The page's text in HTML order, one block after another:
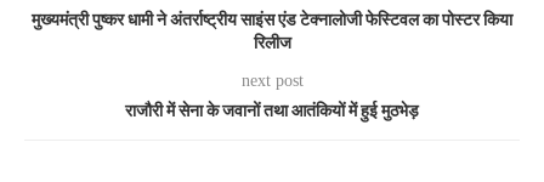
मुख्यमंत्री पुष्कर धामी ने अंतर्राष्ट्रीय साइंस एंड टेक्नालोजी फेस्टिवल का पोस्टर किया
रिलीज
next post
राजौरी में सेना के जवानों तथा आतंकियों में हुई मुठभेड़